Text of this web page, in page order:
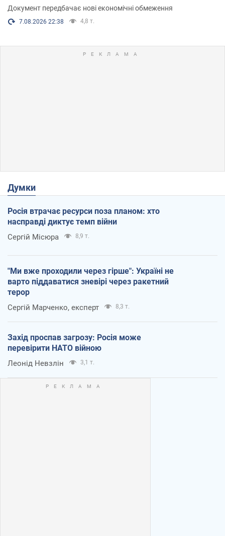
Документ передбачає нові економічні обмеження
7.08.2026 22:38 4,8 т.
Думки
Росія втрачає ресурси поза планом: хто
насправді диктує темп війни
Сергій Місюра 8,9 т.
"Ми вже проходили через гірше": Україні не
варто піддаватися зневірі через ракетний
терор
Сергій Марченко, експерт 8,3 т.
Захід проспав загрозу: Росія може
перевірити НАТО війною
Леонід Невзлін 3,1 т.